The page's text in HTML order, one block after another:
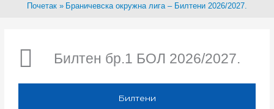
Почетак Браничевска окружна лига – Билтени 2026/2027.
Билтен бр.1 БОЛ 2026/2027.
Билтени